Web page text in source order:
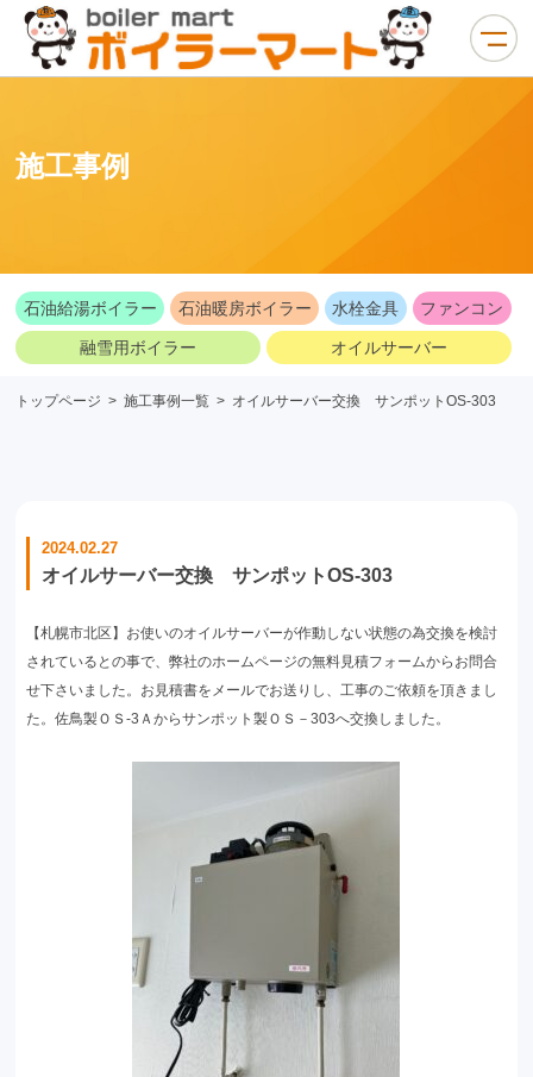
施工事例
石油給湯ボイラー 石油暖房ボイラー 水栓金具 ファンコン
融雪用ボイラー オイルサーバー
トップページ > 施工事例一覧 > オイルサーバー交換 サンポットOS-303
2024.02.27
オイルサーバー交換 サンポットOS-303
【札幌市北区】お使いのオイルサーバーが作動しない状態の為交換を検討
されているとの事で、弊社のホームページの無料見積フォームからお問合
せ下さいました。お見積書をメールでお送りし、工事のご依頼を頂きまし
た。佐鳥製ＯＳ-3Ａからサンポット製ＯＳ－303へ交換しました。